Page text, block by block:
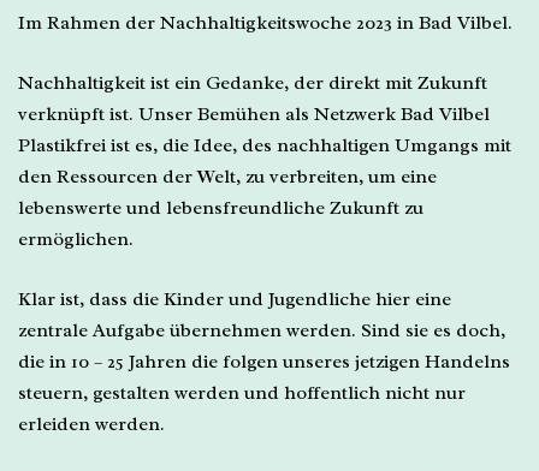
Im Rahmen der Nachhaltigkeitswoche 2023 in Bad Vilbel.
Nachhaltigkeit ist ein Gedanke, der direkt mit Zukunft
verknüpft ist. Unser Bemühen als Netzwerk Bad Vilbel
Plastikfrei ist es, die Idee, des nachhaltigen Umgangs mit
den Ressourcen der Welt, zu verbreiten, um eine
lebenswerte und lebensfreundliche Zukunft zu
ermöglichen.
Klar ist, dass die Kinder und Jugendliche hier eine
zentrale Aufgabe übernehmen werden. Sind sie es doch,
die in 10 – 25 Jahren die folgen unseres jetzigen Handelns
steuern, gestalten werden und hoffentlich nicht nur
erleiden werden.